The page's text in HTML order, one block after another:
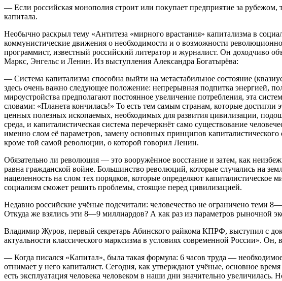
— Если российская монополия строит или покупает предприятие за
капитала.
Необычно раскрыл тему «Антитеза «мирного врастания» капитализма в
коммунистические движения о необходимости и о возможности
программист, известный российский литератор и журналист. Он доходчиво
Маркс, Энгельс и Ленин. Из выступления Александра Богатырёва:
— Система капитализма способна выйти на метастабильное состояние
здесь очень важно следующее положение: непрерывная подпитка энергией,
мироустройства предполагают постоянное увеличение потребления, эта
словами: «Планета кончилась!» То есть тем самым странам, которые
ценных полезных ископаемых, необходимых для развития цивилизации,
среда, и капиталистическая система перечеркнёт само существование
именно слом её параметров, замену основных принципов
кроме той самой революции, о которой говорил Ленин.
Обязательно ли революция — это вооружённое восстание и затем, как
равна гражданской войне. Большинство революций, которые случались на
нацеленность на слом тех порядков, которые определяют капиталистическое
социализм сможет решить проблемы, стоящие перед цивилизацией.
Недавно российские учёные подсчитали: человечество не ограничено теми
Откуда же взялись эти 8—9 миллиардов? А как раз из параметров рыночной
Владимир Журов, первый секретарь Абинского райкома КПРФ, выступил с
актуальности классического марксизма в условиях современной России». Он,
— Когда писался «Капитал», была такая формула: 6 часов труда —
отнимает у него капиталист. Сегодня, как утверждают учёные, основное
есть эксплуатация человека человеком в наши дни значительно